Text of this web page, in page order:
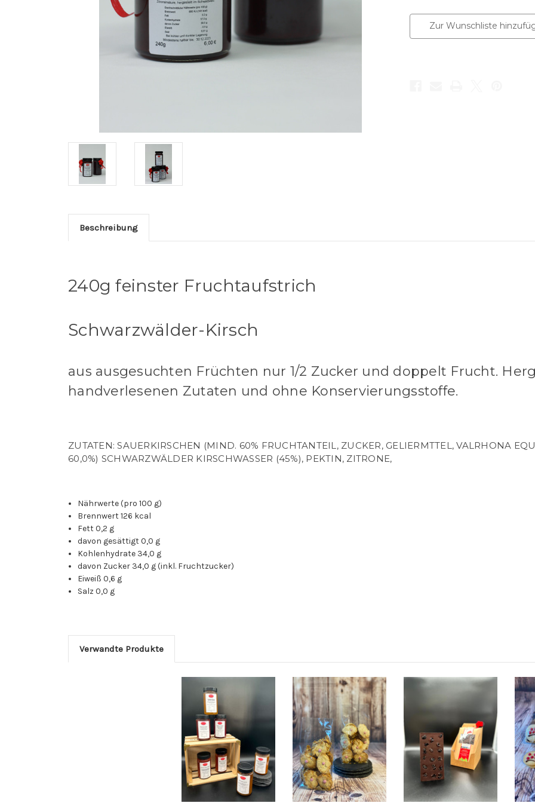
Zur Wunschliste
Beschreibung
240g feinster Fruchtaufstrich
Schwarzwälder-Kirsch
aus ausgesuchten Früchten nur 1/2 Zucker und doppelt Frucht.
handverlesenen Zutaten und ohne Konservierungsstoffe.
ZUTATEN: SAUERKIRSCHEN (MIND. 60% FRUCHTANTEIL, ZUCKER, GELIERMTTEL, VALRHONA
60,0%) SCHWARZWÄLDER KIRSCHWASSER (45%), PEKTIN, ZITRONE,
Nährwerte (pro 100 g)
Brennwert 126 kcal
Fett 0,2 g
davon gesättigt 0,0 g
Kohlenhydrate 34,0 g
davon Zucker 34,0 g (inkl. Fruchtzucker)
Eiweiß 0,6 g
Salz 0,0 g
Verwandte Produkte